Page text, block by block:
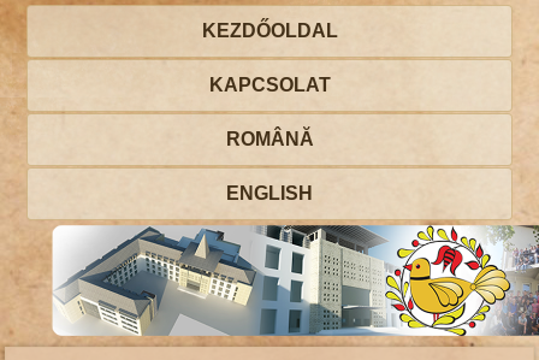
KEZDŐOLDAL
KAPCSOLAT
ROMÂNĂ
ENGLISH